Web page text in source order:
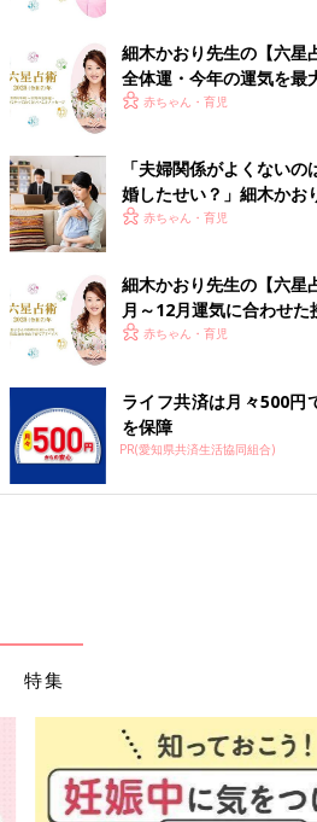
細木かおり先生の【六星
全体運・今年の運気を最
セージ
赤ちゃん・育児
「夫婦関係がよくない
婚したせい？」細木かお
赤ちゃん・育児
細木かおり先生の【六星
月～12月運気に合わせ
赤ちゃん・育児
ライフ共済は月々500円
を保障
PR(愛知県共済生活協同組合)
特集